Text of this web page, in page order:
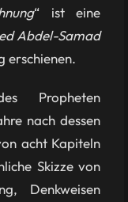
“ ist eine
Abdel-Samad
erschienen.
Propheten
nach dessen
acht Kapiteln
Skizze von
Denkweisen